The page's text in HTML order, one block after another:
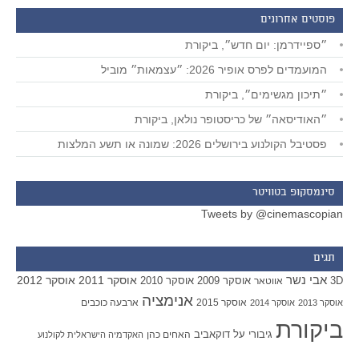
פוסטים אחרונים
״ספיידרמן: יום חדש״, ביקורת
המועמדים לפרס אופיר 2026: ״עצמאות״ מוביל
״תיכון מגשימים״, ביקורת
״האודיסאה״ של כריסטופר נולאן, ביקורת
פסטיבל הקולנוע בירושלים 2026: שמונה או תשע המלצות
סינמסקופ בטוויטר
Tweets by @cinemascopian
תגים
3D אבי נשר אווטאר אוסקר 2009 אוסקר 2010 אוסקר 2011 אוסקר 2012
אוסקר 2013 אוסקר 2014 אוסקר 2015 אנימציה ארבעה כוכבים
ביקורת גיבורי על דוקאביב האחים כהן האקדמיה הישראלית לקולנוע